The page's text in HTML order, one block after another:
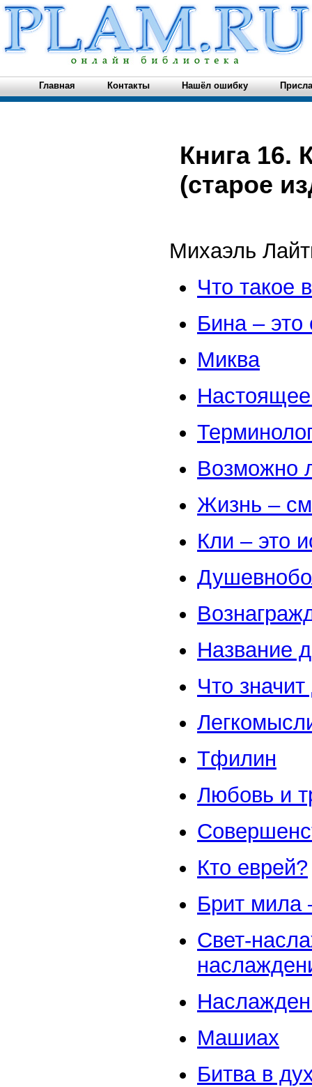
Главная Контакты Нашёл ошибку
Книга 16.
(старое
Михаэль
Что такое
Бина –
Миква
Возможно
Жизнь –
Кли – это
Название
Что
Тфилин
Любовь и
Кто еврей?
Брит мила
Свет-
Машиах
Битва в